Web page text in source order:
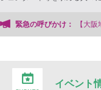
緊急の呼びかけ：
地検検事正による女性検事
イベント